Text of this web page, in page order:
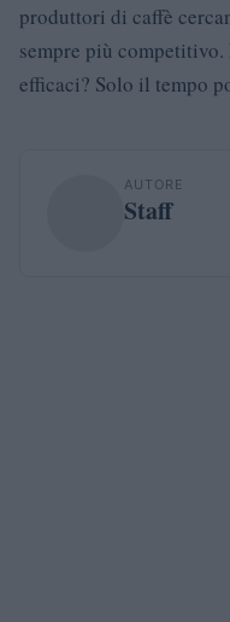
produttori di caffè
sempre più
efficaci? Solo il tempo
AUTORE
Staff